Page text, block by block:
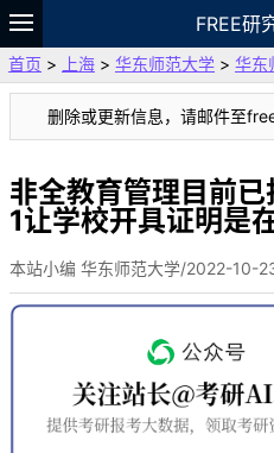
FREE研
题库
故事 专题
VIP
资料
首页 > 上海 > 华东师范大学 > 华东
删除或更新信息，请邮件至
非全教育管理目前
1让学校开具证明是
本站小编 华东师范大学/2022-10-